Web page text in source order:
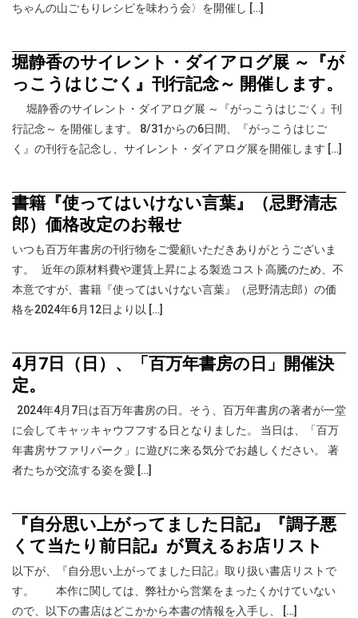
ちゃんの山ごもりレシピを味わう会〉を開催し […]
堀静香のサイレント・ダイアログ展 ～『が
っこうはじごく』刊行記念～ 開催します。
堀静香のサイレント・ダイアログ展 ～『がっこうはじごく』刊
行記念～ を開催します。 8/31からの6日間、『がっこうはじご
く』の刊行を記念し、サイレント・ダイアログ展を開催します […]
書籍『使ってはいけない言葉』（忌野清志
郎）価格改定のお報せ
いつも百万年書房の刊行物をご愛顧いただきありがとうございま
す。 近年の原材料費や運賃上昇による製造コスト高騰のため、不
本意ですが、書籍『使ってはいけない言葉』（忌野清志郎）の価
格を2024年6月12日より以 […]
4月7日（日）、「百万年書房の日」開催決
定。
2024年4月7日は百万年書房の日。そう、百万年書房の著者が一堂
に会してキャッキャウフフする日となりました。 当日は、「百万
年書房サファリパーク」に遊びに来る気分でお越しください。 著
者たちが交流する姿を愛 […]
『自分思い上がってました日記』『調子悪
くて当たり前日記』が買えるお店リスト
以下が、『自分思い上がってました日記』取り扱い書店リストで
す。 本作に関しては、弊社から営業をまったくかけていない
ので、以下の書店はどこかから本書の情報を入手し、 […]